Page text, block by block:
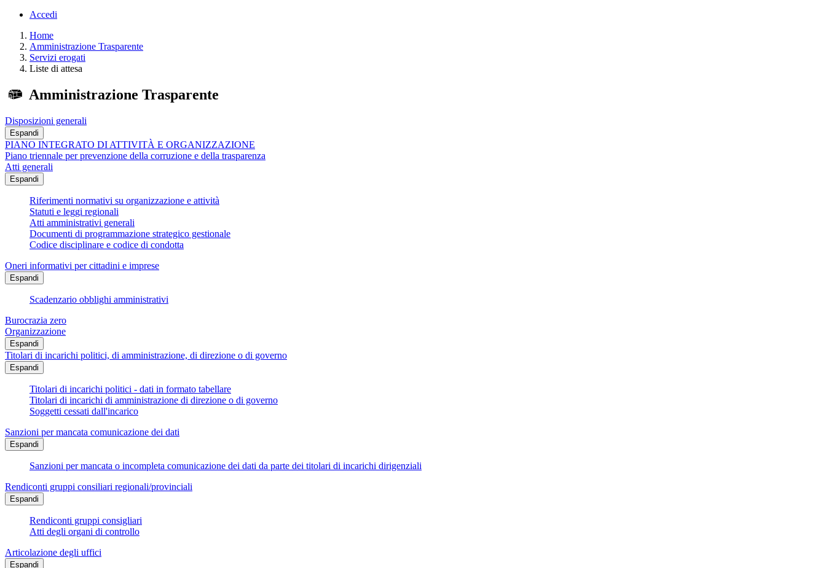
Accedi
Home
Amministrazione Trasparente
Servizi erogati
Liste di attesa
Amministrazione Trasparente
Disposizioni generali
Espandi
PIANO INTEGRATO DI ATTIVITÀ E ORGANIZZAZIONE
Piano triennale per prevenzione della corruzione e della trasparenza
Atti generali
Espandi
Riferimenti normativi su organizzazione e attività
Statuti e leggi regionali
Atti amministrativi generali
Documenti di programmazione strategico gestionale
Codice disciplinare e codice di condotta
Oneri informativi per cittadini e imprese
Espandi
Scadenzario obblighi amministrativi
Burocrazia zero
Organizzazione
Espandi
Titolari di incarichi politici, di amministrazione, di direzione o di governo
Espandi
Titolari di incarichi politici - dati in formato tabellare
Titolari di incarichi di amministrazione di direzione o di governo
Soggetti cessati dall'incarico
Sanzioni per mancata comunicazione dei dati
Espandi
Sanzioni per mancata o incompleta comunicazione dei dati da parte dei titolari di incarichi dirigenziali
Rendiconti gruppi consiliari regionali/provinciali
Espandi
Rendiconti gruppi consigliari
Atti degli organi di controllo
Articolazione degli uffici
Espandi